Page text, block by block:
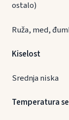
ostalo)
Ruža, med,
Kiselost
Srednja niska
Temperatura